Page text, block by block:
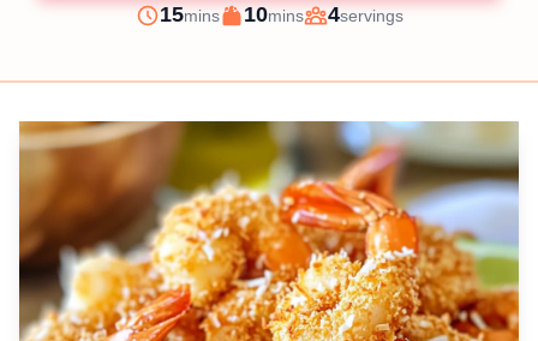
Prep
15minutes
mins
Cook
10minutes
mins
Servings
4servings